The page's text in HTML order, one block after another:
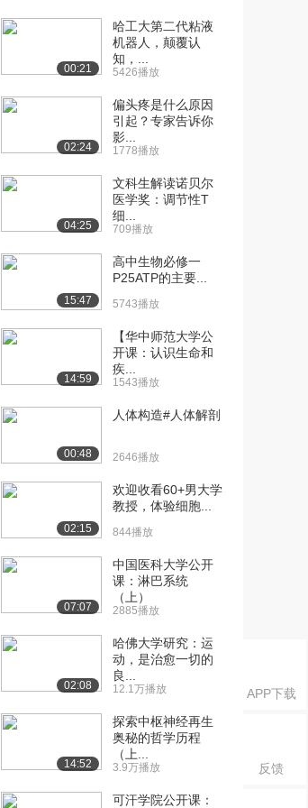
APP下载
反馈
[10] 山东大学公开课：颅
05:43
[11] 山东大学公开课：颅
08:13
[12] 山东大学公开课：上
肢骨（上）
06:42
肢骨（下）
肢骨带骨
[15] 山东大学公开课：自
由下肢骨
[16] 山东大学公开课：关
节学总论（1）
2372播放
[17] 山东大学公开课：关
节学总论（2）
2009播放
[18] 山东大学公开课：脊
3042播放
[19] 山东大学公开课：脊
2521播放
[20] 山东大学公开课：胸
廓
00:21
哈工大第二代粘液
机器人，颠覆认
知，...
5426播放
02:24
偏头疼是什么原因
引起？专家告诉你
影...
1778播放
04:25
文科生解读诺贝尔
医学奖：调节性T
细...
709播放
15:47
高中生物必修一
P25ATP的主要...
5743播放
14:59
【华中师范大学公
开课：认识生命和
疾...
1543播放
00:48
人体构造#人体解剖
2646播放
02:15
欢迎收看60+男大学
教授，体验细胞...
844播放
07:07
中国医科大学公开
课：淋巴系统
（上）
2885播放
02:08
哈佛大学研究：运
动，是治愈一切的
良...
12.1万播放
14:52
探索中枢神经再生
奥秘的哲学历程
（上...
3.9万播放
可汗学院公开课：